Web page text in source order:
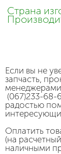
Страна
Если вы не
запчасть,
(067)233-68-
радостью
Оплатить
(на
наличными